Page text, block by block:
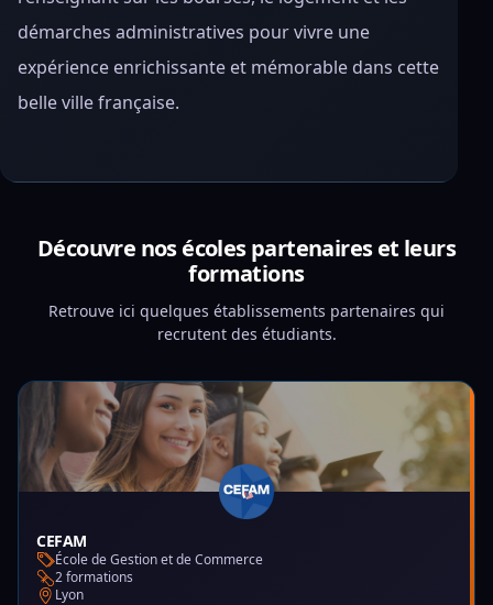
démarches administratives pour vivre une
expérience enrichissante et mémorable dans cette
belle ville française.
Découvre nos écoles partenaires et leurs
formations
Retrouve ici quelques établissements partenaires qui
recrutent des étudiants.
CEFAM
École de Gestion et de Commerce
2 formations
Lyon